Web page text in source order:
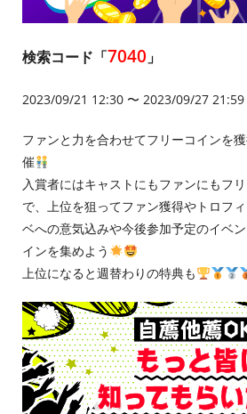
検索コード「7040 」
2023/09/21 12:30 〜 2023/09/27 21:59
ファンと力を合わせてフリーコインを
催
入賞者にはキャストにもファンにもフ
で、上位を狙ってファン獲得やトロフ
ベへの意気込みや今後参加予定のイベ
インを集めよう
上位になると週替わりの特典も